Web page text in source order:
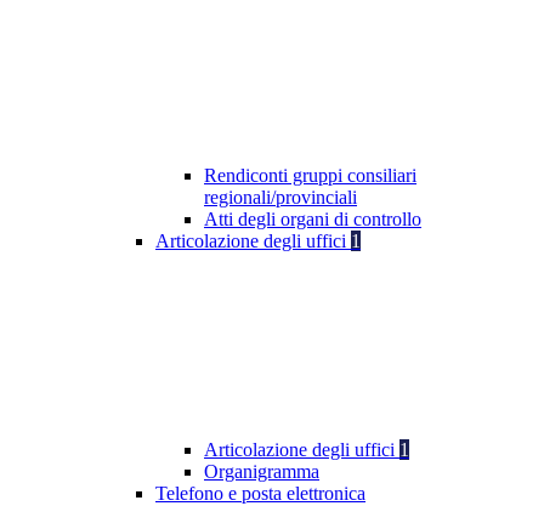
Rendiconti gruppi consiliari
regionali/provinciali
Atti degli organi di controllo
Articolazione degli uffici 1
Articolazione degli uffici 1
Organigramma
Telefono e posta elettronica